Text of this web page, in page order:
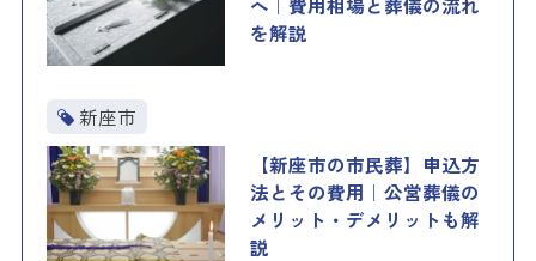
を解説
新座市
【新座市の市民葬】申込方
法とその費用｜公営葬儀の
メリット・デメリットも解
説